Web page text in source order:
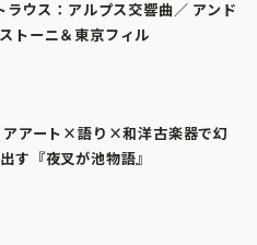
ラウス：アルプス交響曲／ アンド
トーニ＆東京フィル
アアート×語り×和洋古楽器で幻
す『夜叉が池物語』